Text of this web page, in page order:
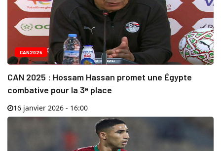
CAN2025
CAN 2025 : Hossam Hassan promet une Égypte
combative pour la 3ᵉ place
16 janvier 2026 - 16:00